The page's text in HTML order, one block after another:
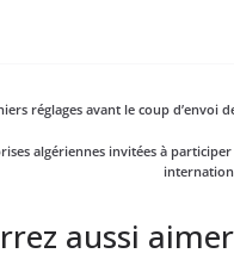
réglages avant le coup d’envoi
algériennes invitées à participer
aussi aimer